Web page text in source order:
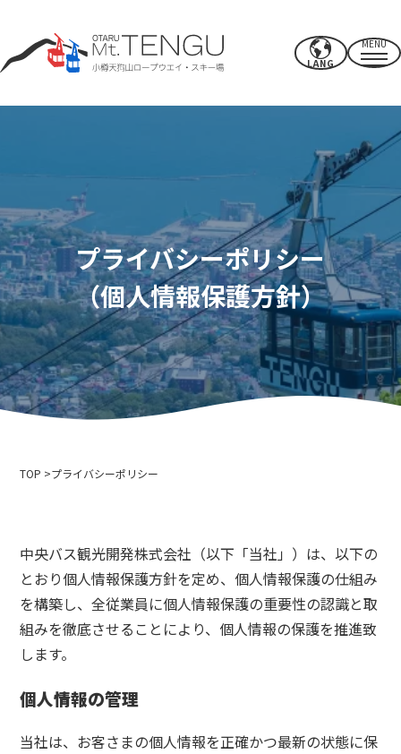
LANG
MENU
ロープウエイ
夏のアクティビティ
冬のスキー場
CAFE & SHOP
その他
パワースポット・施設
近郊のオススメスポット
過ごし方
イベント情報
アクセス
会社概要
スキー場利用約款
関連リンク
北海道中央バス株式会社
ニセコアンヌプリ国際スキー場
小樽バイン
ニセコ温泉郷いこいの湯宿 いろは
小樽市役所
北海道索道協会
プライバシーポリシー
（個人情報保護方針）
TOP プライバシーポリシー
中央バス観光開発株式会社（以下「当社」）は、以下の
とおり個人情報保護方針を定め、個人情報保護の仕組み
を構築し、全従業員に個人情報保護の重要性の認識と取
組みを徹底させることにより、個人情報の保護を推進致
します。
個人情報の管理
当社は、お客さまの個人情報を正確かつ最新の状態に保